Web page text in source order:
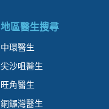
地區醫生搜尋
中環醫生
尖沙咀醫生
旺角醫生
銅鑼灣醫生